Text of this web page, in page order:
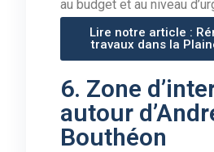
au budget et au niveau
Lire notre article :
travaux dans la
6. Zone
autour
Bouthéon